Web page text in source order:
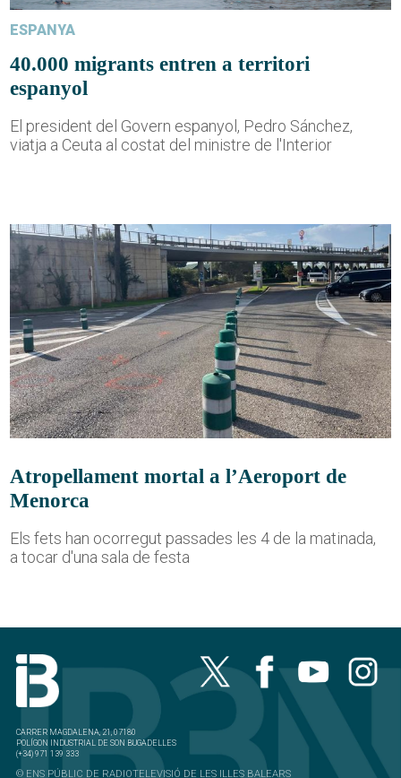
ESPANYA
40.000 migrants entren a territori
espanyol
El president del Govern espanyol, Pedro Sánchez,
viatja a Ceuta al costat del ministre de l'Interior
Atropellament mortal a l’Aeroport de
Menorca
Els fets han ocorregut passades les 4 de la matinada,
a tocar d'una sala de festa
CARRER MAGDALENA, 21, 07180
POLÍGON INDUSTRIAL DE SON BUGADELLES
(+34) 971 139 333
© ENS PÚBLIC DE RADIOTELEVISIÓ DE LES ILLES BALEARS